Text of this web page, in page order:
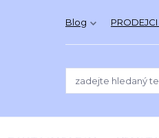
Blog